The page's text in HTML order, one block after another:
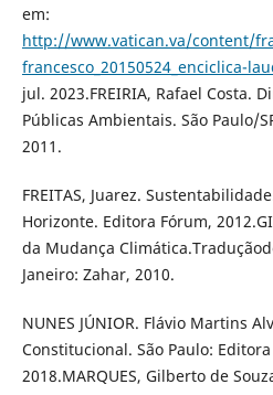
em:
http://www.vatican.va/content/
francesco_20150524_enciclica-
jul. 2023.FREIRIA, Rafael Costa.
Públicas Ambientais. São Paulo/
2011.
FREITAS, Juarez.
Horizonte. Editora Fórum,
da Mudança
Janeiro: Zahar, 2010.
NUNES JÚNIOR. Flávio Martins
Constitucional. São Paulo:
2018.MARQUES, Gilberto de